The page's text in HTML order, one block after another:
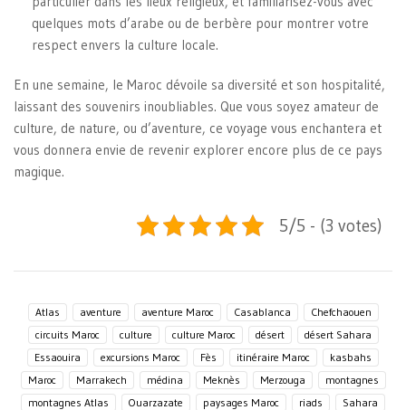
quelques mots d’arabe ou de berbère pour montrer votre
respect envers la culture locale.
En une semaine, le Maroc dévoile sa diversité et son hospitalité,
laissant des souvenirs inoubliables. Que vous soyez amateur de
culture, de nature, ou d’aventure, ce voyage vous enchantera et
vous donnera envie de revenir explorer encore plus de ce pays
magique.
5/5 - (3 votes)
Atlas aventure aventure Maroc Casablanca
Chefchaouen
circuits Maroc
culture culture Maroc désert
désert Sahara
Essaouira
excursions Maroc Fès itinéraire Maroc
kasbahs
Maroc
Marrakech médina Meknès Merzouga
montagnes
montagnes Atlas
Ouarzazate paysages Maroc riads
Sahara